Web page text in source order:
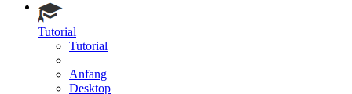
Tutorial
Tutorial
Anfang
Desktop